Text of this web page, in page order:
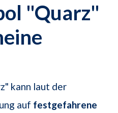
"Quarz"
kann laut der
auf festgefahrene